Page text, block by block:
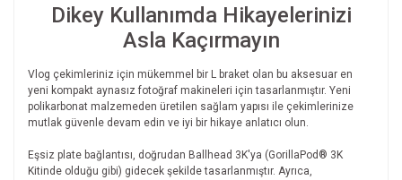
Dikey Kullanımda Hikayelerinizi
Asla Kaçırmayın
Vlog çekimleriniz için mükemmel bir L braket olan bu aksesuar en
yeni kompakt aynasız fotoğraf makineleri için tasarlanmıştır. Yeni
polikarbonat malzemeden üretilen sağlam yapısı ile çekimlerinize
mutlak güvenle devam edin ve iyi bir hikaye anlatıcı olun.
Eşsiz plate bağlantısı, doğrudan Ballhead 3K'ya (GorillaPod® 3K
Kitinde olduğu gibi) gidecek şekilde tasarlanmıştır. Ayrıca,